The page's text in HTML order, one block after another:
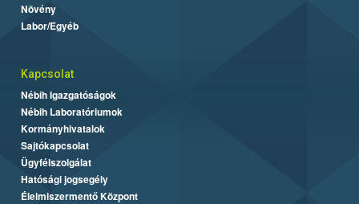
Növény
Labor/Egyéb
Kapcsolat
Nébih Igazgatóságok
Nébih Laboratóriumok
Kormányhivatalok
Sajtókapcsolat
Ügyfélszolgálat
Hatósági jogsegély
Élelmiszermentő Központ